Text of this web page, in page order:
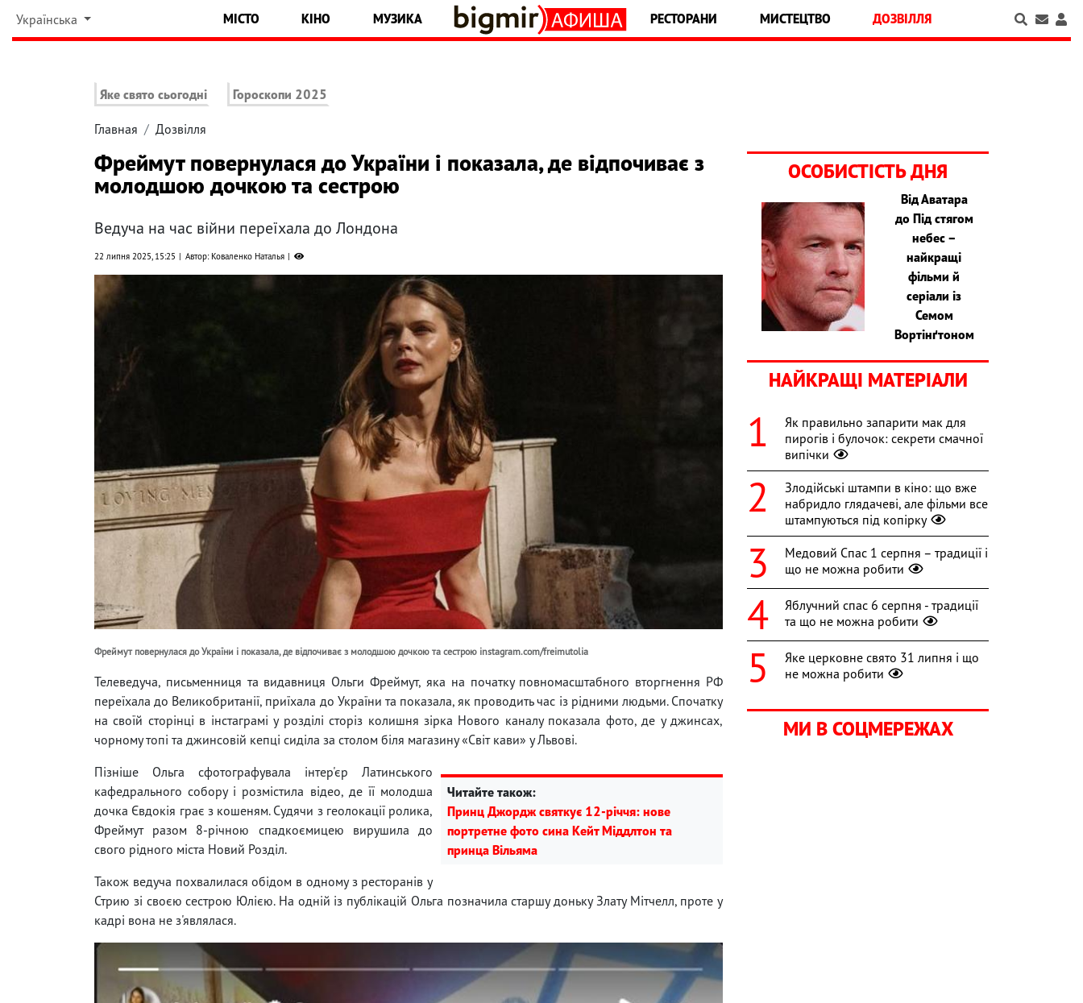
Українська МІСТО КІНО МУЗИКА РЕСТОРАНИ МИСТЕЦТВО ДОЗВІЛЛЯ
Яке свято сьогодні Гороскопи 2025
Главная Дозвілля
Фреймут повернулася до України і показала, де відпочиває з
молодшою дочкою та сестрою
Ведуча на час війни переїхала до Лондона
22 липня 2025, 15:25 Автор: Коваленко Наталья
Фреймут повернулася до України і показала, де відпочиває з молодшою дочкою та сестрою instagram.com/freimutolia
Телеведуча, письменниця та видавниця Ольги Фреймут, яка на початку повномасштабного вторгнення РФ
переїхала до Великобританії, приїхала до України та показала, як проводить час із рідними людьми. Спочатку
на своїй сторінці в інстаграмі у розділі сторіз колишня зірка Нового каналу показала фото, де у джинсах,
чорному топі та джинсовій кепці сиділа за столом біля магазину «Світ кави» у Львові.
Читайте також:
Принц Джордж святкує 12-річчя: нове
портретне фото сина Кейт Міддлтон та
принца Вільяма
Пізніше Ольга сфотографувала інтер'єр Латинського
кафедрального собору і розмістила відео, де її молодша
дочка Євдокія грає з кошеням. Судячи з геолокації ролика,
Фреймут разом 8-річною спадкоємицею вирушила до
свого рідного міста Новий Розділ.
Також ведуча похвалилася обідом в одному з ресторанів у
Стрию зі своєю сестрою Юлією. На одній із публікацій Ольга позначила старшу доньку Злату Мітчелл, проте у
кадрі вона не з'являлася.
ОСОБИСТІСТЬ ДНЯ
Від Аватара
до Під стягом
небес –
найкращі
фільми й
серіали із
Семом
Вортінґтоном
НАЙКРАЩІ МАТЕРІАЛИ
Як правильно запарити мак для
пирогів і булочок: секрети смачної
випічки
Злодійські штампи в кіно: що вже
набридло глядачеві, але фільми все
штампуються під копірку
Медовий Спас 1 серпня – традиції і
що не можна робити
Яблучний спас 6 серпня - традиції
та що не можна робити
Яке церковне свято 31 липня і що
не можна робити
МИ В СОЦМЕРЕЖАХ